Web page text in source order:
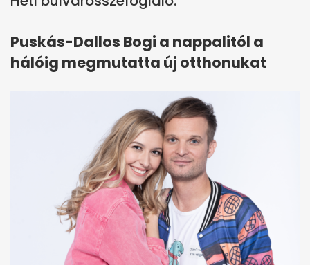
Puskás-Dallos Bogi a nappalitól a
hálóig megmutatta új otthonukat